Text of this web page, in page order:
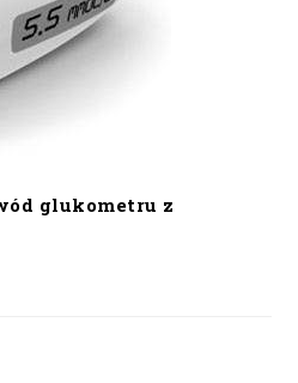
glukometru z